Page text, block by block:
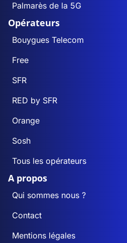
Palmarès de la 5G
Opérateurs
Bouygues Telecom
Free
SFR
RED by SFR
Orange
Sosh
Tous les opérateurs
A propos
Qui sommes nous ?
Contact
Mentions légales